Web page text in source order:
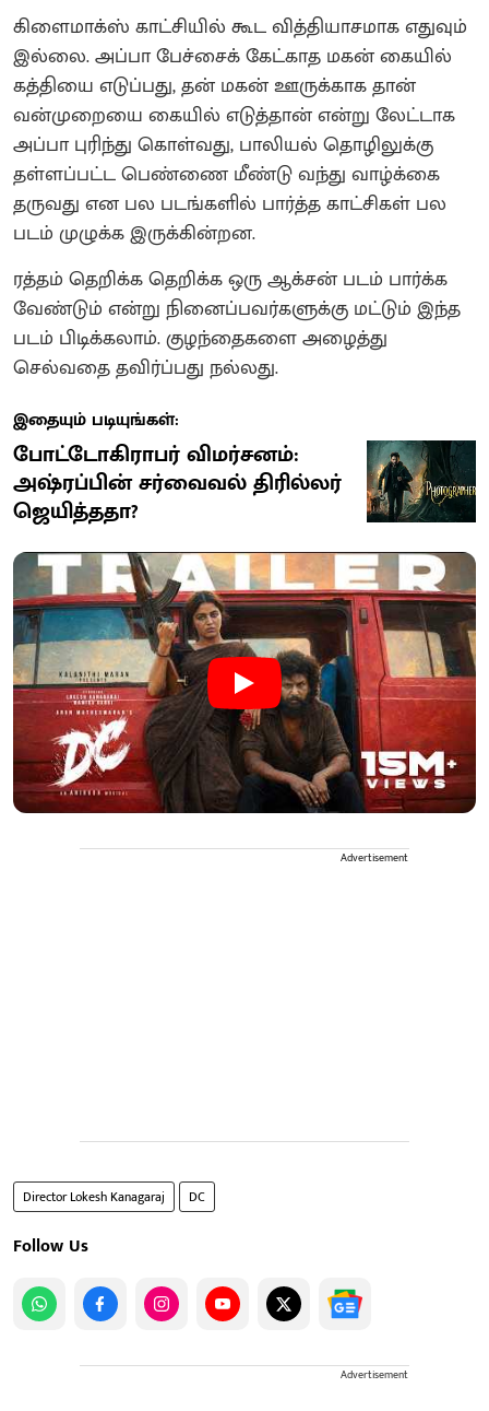
கிளைமாக்ஸ் காட்சியில் கூட வித்தியாசமாக எதுவும்
இல்லை. அப்பா பேச்சைக் கேட்காத மகன் கையில்
கத்தியை எடுப்பது, தன் மகன் ஊருக்காக தான்
வன்முறையை கையில் எடுத்தான் என்று லேட்டாக
அப்பா புரிந்து கொள்வது, பாலியல் தொழிலுக்கு
தள்ளப்பட்ட பெண்ணை மீண்டு வந்து வாழ்க்கை
தருவது என பல படங்களில் பார்த்த காட்சிகள் பல
படம் முழுக்க இருக்கின்றன.
ரத்தம் தெறிக்க தெறிக்க ஒரு ஆக்சன் படம் பார்க்க
வேண்டும் என்று நினைப்பவர்களுக்கு மட்டும் இந்த
படம் பிடிக்கலாம். குழந்தைகளை அழைத்து
செல்வதை தவிர்ப்பது நல்லது.
இதையும் படியுங்கள்:
போட்டோகிராபர் விமர்சனம்:
அஷ்ரப்பின் சர்வைவல் திரில்லர்
ஜெயித்ததா?
Advertisement
Director Lokesh Kanagaraj DC
Follow Us
Advertisement